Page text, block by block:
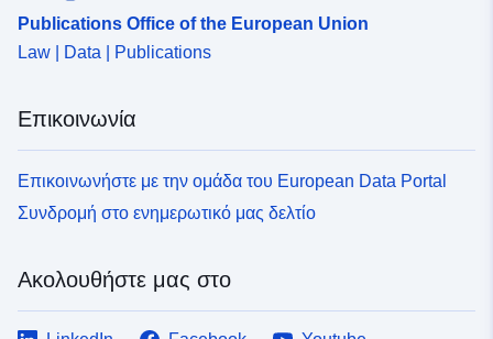
Publications Office of the European Union
Law | Data | Publications
Επικοινωνία
Επικοινωνήστε με την ομάδα του European Data Portal
Συνδρομή στο ενημερωτικό μας δελτίο
Ακολουθήστε μας στο